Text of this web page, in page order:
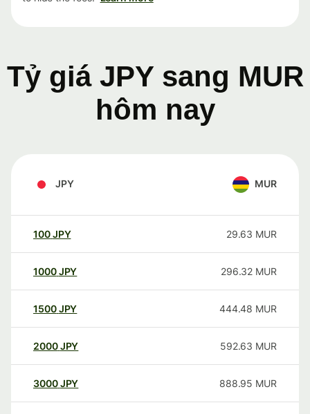
Tỷ giá JPY sang MUR
hôm nay
JPY MUR
100JPY 29.63 MUR
1000JPY 296.32 MUR
1500JPY 444.48 MUR
2000JPY 592.63 MUR
3000JPY 888.95 MUR